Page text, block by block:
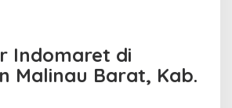
Indomaret di
Malinau Barat, Kab.